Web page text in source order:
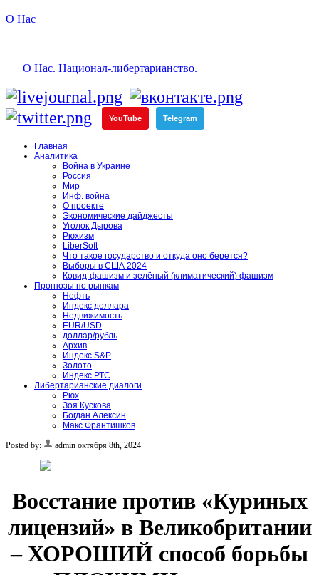
О Нас
О Нас. Национал-либертарианство.
YouTube Telegram
Главная
Аналитика
Война в Украине
Россия
Мир
Инф. война
О проекте
Экономические дайджесты
Уголок Дырова
Рюхизм
LiberSoft
Что такое государство и откуда оно берется?
Выборы в США 2024
Ковид-фашизм и зелёный (климатический) фашизм
Прогнозы по рынкам
Нефть
Индекс доллара
Недвижимость
EUR/USD
доллар/рубль
Архив
Индекс S&P
Золото
Индекс РТС
Либертарианские диалоги
Рюх
Зоя Кускова
Богдан Алексин
Макс Франтишков
Posted by:
admin октября 8th, 2024
Восстание против «Куриных
лицензий» в Великобритании
– ХОРОШИЙ способ борьбы